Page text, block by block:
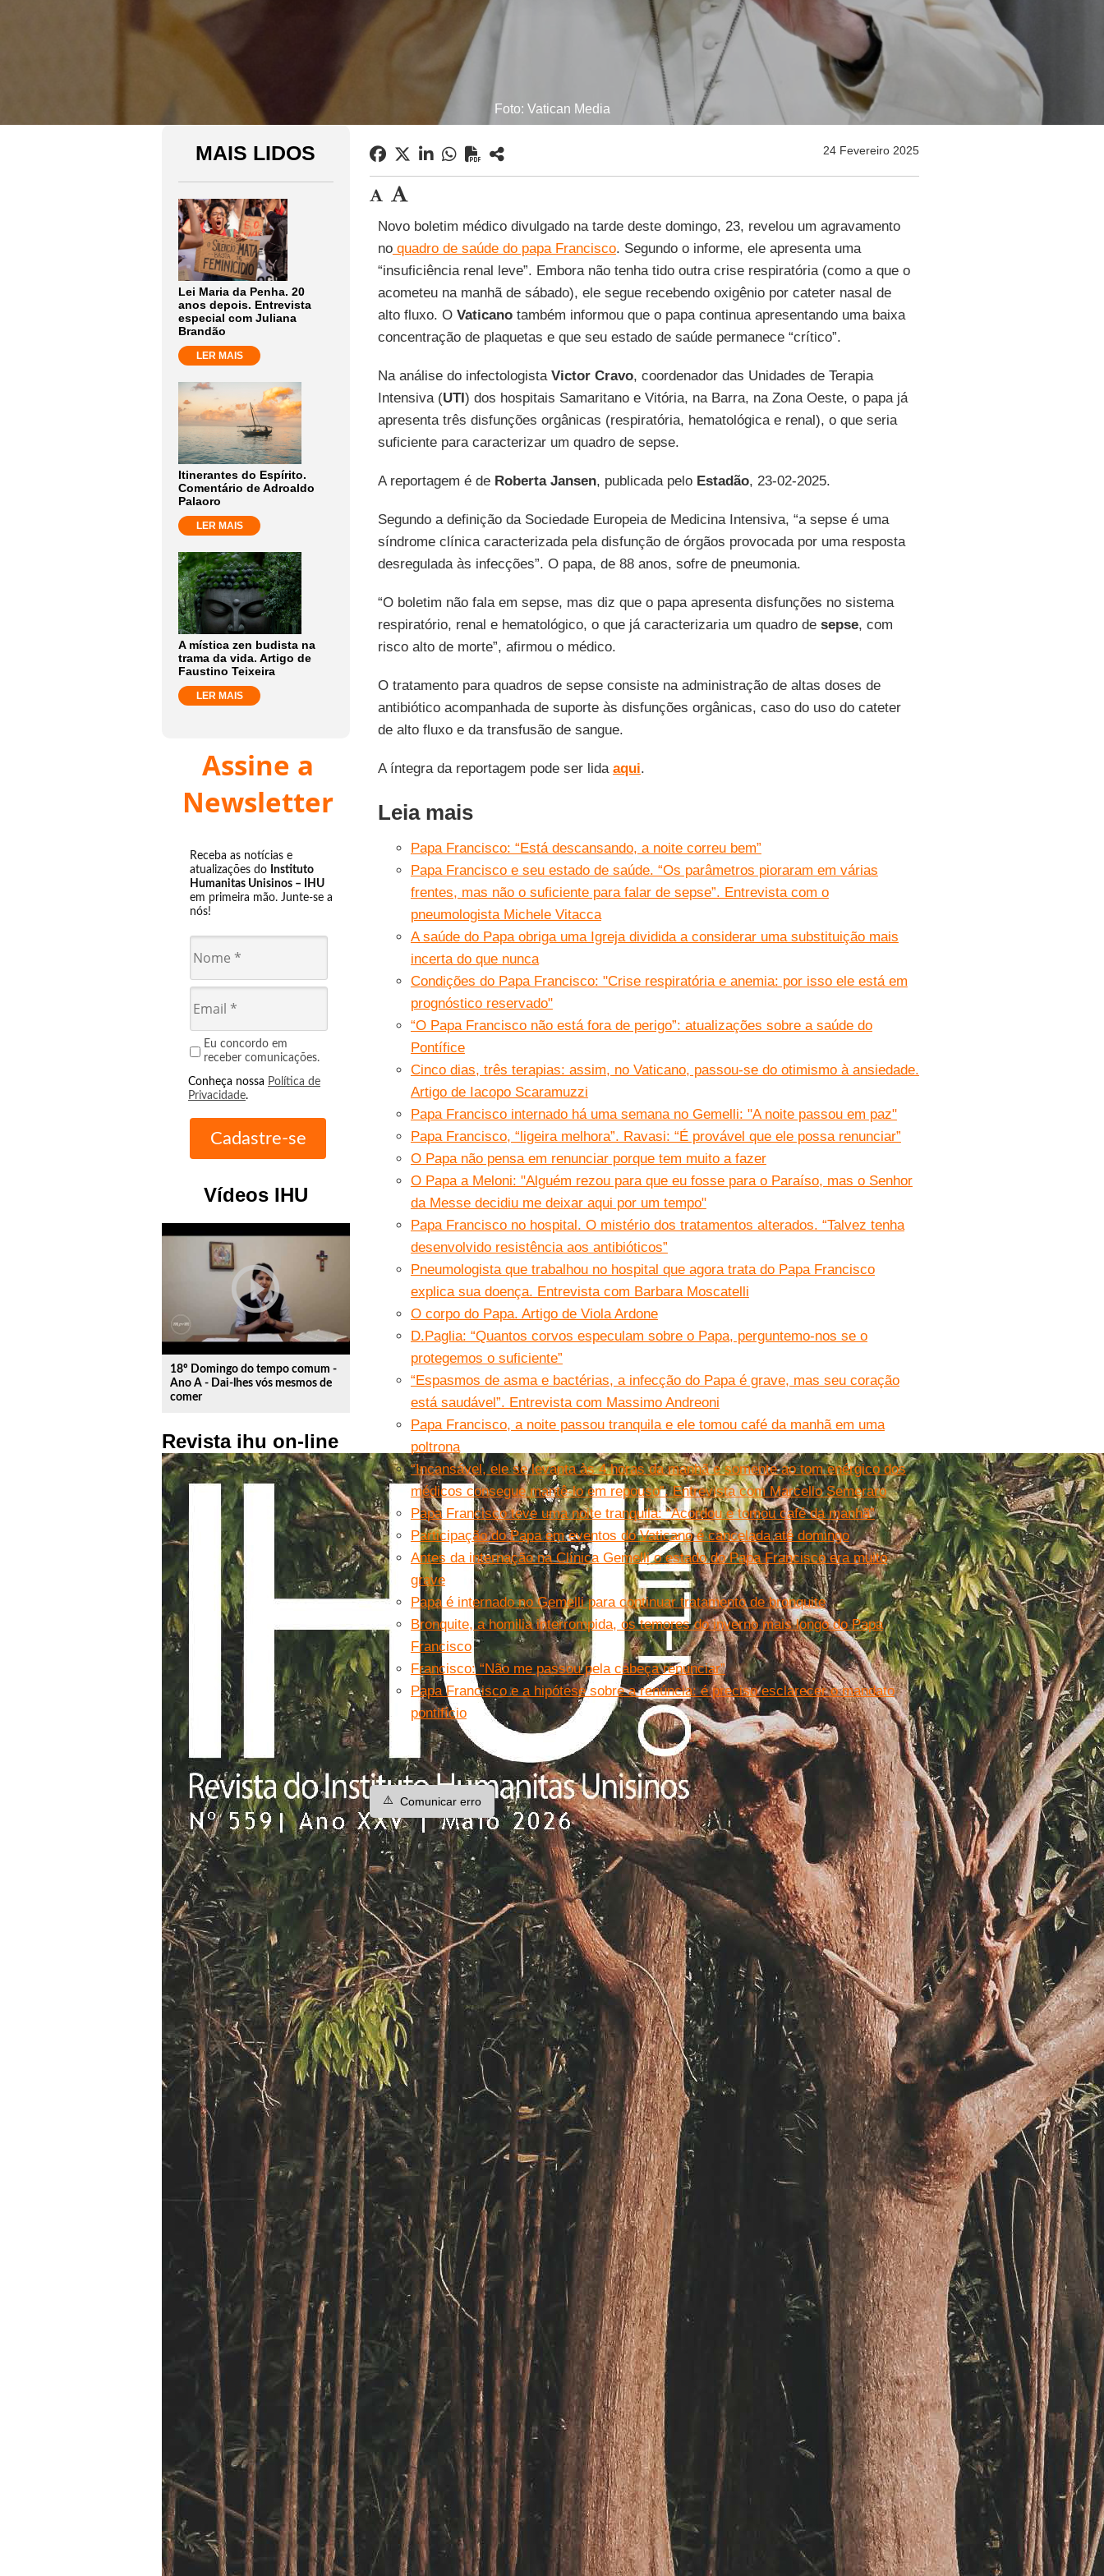
Foto: Vatican Media
MAIS LIDOS
Lei Maria da Penha. 20
anos depois. Entrevista
especial com Juliana
Brandão
LER MAIS
Itinerantes do Espírito.
Comentário de Adroaldo
Palaoro
LER MAIS
A mística zen budista na
trama da vida. Artigo de
Faustino Teixeira
LER MAIS
Assine a
Newsletter
Receba as notícias e
atualizações do Instituto
Humanitas Unisinos – IHU
em primeira mão. Junte-se a
nós!
Eu concordo em
receber comunicações.
Conheça nossa Política de
Privacidade.
Vídeos IHU
play_circle_outline
18º Domingo do tempo comum -
Ano A - Dai-lhes vós mesmos de
comer
Revista ihu on-line
24 Fevereiro 2025
Novo boletim médico divulgado na tarde deste domingo, 23, revelou um agravamento
noquadro de saúde do papa Francisco. Segundo o informe, ele apresenta uma
“insuficiência renal leve”. Embora não tenha tido outra crise respiratória (como a que o
acometeu na manhã de sábado), ele segue recebendo oxigênio por cateter nasal de
alto fluxo. O Vaticanotambém informou que o papa continua apresentando uma baixa
concentração de plaquetas e que seu estado de saúde permanece “crítico”.
Na análise do infectologista Victor Cravo, coordenador das Unidades de Terapia
Intensiva (UTI) dos hospitais Samaritano e Vitória, na Barra, na Zona Oeste, o papa já
apresenta três disfunções orgânicas (respiratória, hematológica e renal), o que seria
suficiente para caracterizar um quadro de sepse.
A reportagem é de Roberta Jansen, publicada pelo Estadão, 23-02-2025.
Segundo a definição da Sociedade Europeia de Medicina Intensiva, “a sepse é uma
síndrome clínica caracterizada pela disfunção de órgãos provocada por uma resposta
desregulada às infecções”. O papa, de 88 anos, sofre de pneumonia.
“O boletim não fala em sepse, mas diz que o papa apresenta disfunções no sistema
respiratório, renal e hematológico, o que já caracterizaria um quadro de sepse, com
risco alto de morte”, afirmou o médico.
O tratamento para quadros de sepse consiste na administração de altas doses de
antibiótico acompanhada de suporte às disfunções orgânicas, caso do uso do cateter
de alto fluxo e da transfusão de sangue.
A íntegra da reportagem pode ser lida aqui.
Leia mais
Papa Francisco: “Está descansando, a noite correu bem”
Papa Francisco e seu estado de saúde. “Os parâmetros pioraram em várias
frentes, mas não o suficiente para falar de sepse”. Entrevista com o
pneumologista Michele Vitacca
A saúde do Papa obriga uma Igreja dividida a considerar uma substituição mais
incerta do que nunca
Condições do Papa Francisco: "Crise respiratória e anemia: por isso ele está em
prognóstico reservado"
“O Papa Francisco não está fora de perigo”: atualizações sobre a saúde do
Pontífice
Cinco dias, três terapias: assim, no Vaticano, passou-se do otimismo à ansiedade.
Artigo de Iacopo Scaramuzzi
Papa Francisco internado há uma semana no Gemelli: "A noite passou em paz"
Papa Francisco, “ligeira melhora”. Ravasi: “É provável que ele possa renunciar”
O Papa não pensa em renunciar porque tem muito a fazer
O Papa a Meloni: "Alguém rezou para que eu fosse para o Paraíso, mas o Senhor
da Messe decidiu me deixar aqui por um tempo"
Papa Francisco no hospital. O mistério dos tratamentos alterados. “Talvez tenha
desenvolvido resistência aos antibióticos”
Pneumologista que trabalhou no hospital que agora trata do Papa Francisco
explica sua doença. Entrevista com Barbara Moscatelli
O corpo do Papa. Artigo de Viola Ardone
D.Paglia: “Quantos corvos especulam sobre o Papa, perguntemo-nos se o
protegemos o suficiente”
“Espasmos de asma e bactérias, a infecção do Papa é grave, mas seu coração
está saudável”. Entrevista com Massimo Andreoni
Papa Francisco, a noite passou tranquila e ele tomou café da manhã em uma
poltrona
“Incansável, ele se levanta às 4 horas da manhã e somente ao tom enérgico dos
médicos consegue mantê-lo em repouso”. Entrevista com Marcello Semeraro
Papa Francisco teve uma noite tranquila: “Acordou e tomou café da manhã”
Participação do Papa em eventos do Vaticano é cancelada até domingo
Antes da internação na Clínica Gemelli o estado do Papa Francisco era muito
grave
Papa é internado no Gemelli para continuar tratamento de bronquite
Bronquite, a homilia interrompida, os temores do inverno mais longo do Papa
Francisco
Francisco: “Não me passou pela cabeça renunciar”
Papa Francisco e a hipótese sobre a renúncia: é preciso esclarecer o mandato
pontifício
⚠️ Comunicar erro